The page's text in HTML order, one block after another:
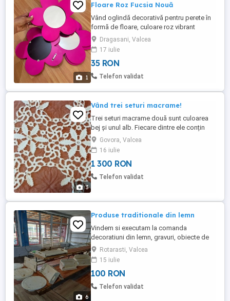
1
Floare Roz Fucsia Nouă
Vând oglindă decorativă pentru perete în
formă de floare, culoare roz vibrant
(fucsia). Este un element de design
deosebit, perfect pentru camera copiilor,
un dressing modern, hol sau saloane de
înfrumusețare.Stare: Produs nou, fără
defecte sau zgârieturi. Aspect: Ramă
Dragasani, Valcea
17 iulie
35 RON
Telefon validat
3
Vând trei seturi macrame!
Trei seturi macrame două sunt culoarea
bej și unul alb. Fiecare dintre ele conțin
mai multe mileuri mari și mici. Pretul afișat
este pentru fiecare set în parte!
Govora, Valcea
16 iulie
1 300 RON
Telefon validat
6
Produse traditionale din lemn
Vindem si executam la comanda
decoratiuni din lemn, gravuri, obiecte de
uz casnic, elemente de decor funerar, etc.
Vizualizare modele, primire comenzi la
sediul din localitatea Rotarasti, Nr.31,
comuna Nicolae Balcescu, judet Valcea.
Rotarasti, Valcea
15 iulie
100 RON
Telefon validat